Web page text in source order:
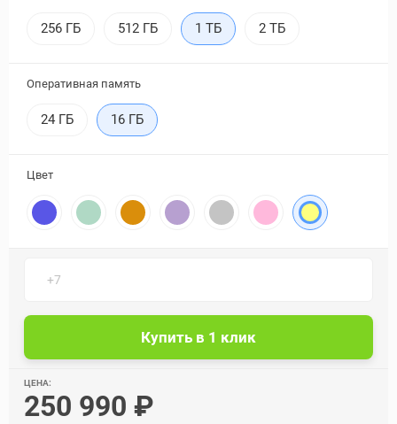
256 ГБ 512 ГБ 1 ТБ 2 ТБ
Оперативная память
24 ГБ 16 ГБ
Цвет
ЦЕНА:
250 990 ₽